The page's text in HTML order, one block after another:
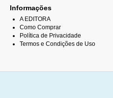
Informações
A EDITORA
Como Comprar
Política de Privacidade
Termos e Condições de Uso